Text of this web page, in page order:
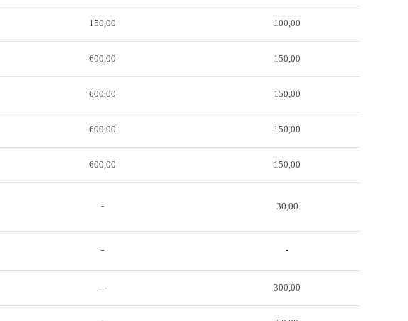
150,00 100,00
600,00 150,00
600,00 150,00
600,00 150,00
600,00 150,00
- 30,00
- -
- 300,00